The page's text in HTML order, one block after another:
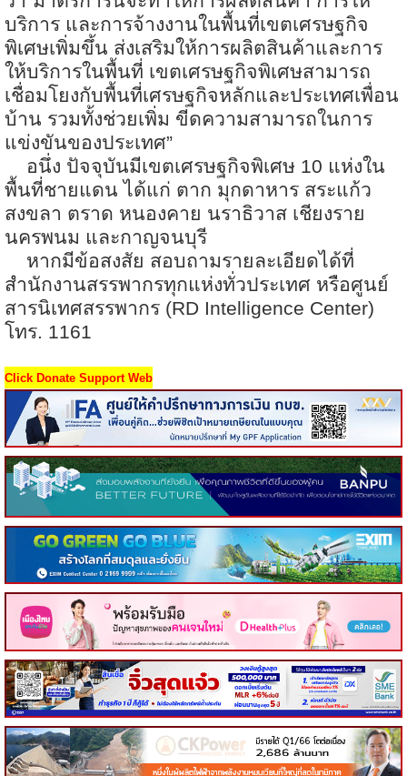
บริการ และการจ้างงานในพื้นที่เขตเศรษฐกิจ
พิเศษเพิ่มขึ้น ส่งเสริมให้การผลิตสินค้าและการ
ให้บริการในพื้นที่ เขตเศรษฐกิจพิเศษสามารถ
เชื่อมโยงกับพื้นที่เศรษฐกิจหลักและประเทศเพื่อน
บ้าน รวมทั้งช่วยเพิ่ม ขีดความสามารถในการ
แข่งขันของประเทศ”
อนึ่ง ปัจจุบันมีเขตเศรษฐกิจพิเศษ 10 แห่งใน
พื้นที่ชายแดน ได้แก่ ตาก มุกดาหาร สระแก้ว
สงขลา ตราด หนองคาย นราธิวาส เชียงราย
นครพนม และกาญจนบุรี
หากมีข้อสงสัย สอบถามรายละเอียดได้ที่
สำนักงานสรรพากรทุกแห่งทั่วประเทศ หรือศูนย์
สารนิเทศสรรพากร (RD Intelligence Center)
โทร. 1161
Click Donate Support Web